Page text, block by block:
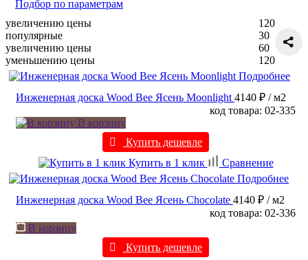
Подбор по параметрам
увеличению цены
популярные
увеличению цены
уменьшению цены
120
30
60
120
Подробнее
Инженерная доска Wood Bee Ясень Moonlight 4140 ₽ / м2
код товара: 02-335
В корзину
Купить дешевле
Купить в 1 клик
Сравнение
Подробнее
Инженерная доска Wood Bee Ясень Chocolate 4140 ₽ / м2
код товара: 02-336
В корзину
Купить дешевле